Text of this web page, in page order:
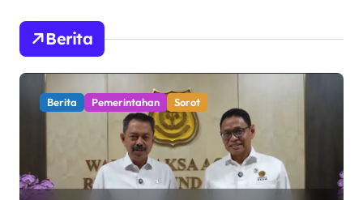
Berita
Berita Pemerintahan Sorot